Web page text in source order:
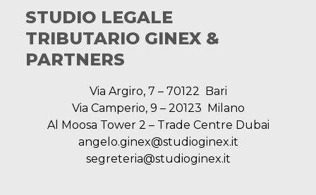
STUDIO LEGALE
TRIBUTARIO GINEX &
PARTNERS
Via Argiro, 7 – 70122 Bari
Via Camperio, 9 – 20123 Milano
Al Moosa Tower 2 – Trade Centre Dubai
angelo.ginex@studioginex.it
segreteria@studioginex.it